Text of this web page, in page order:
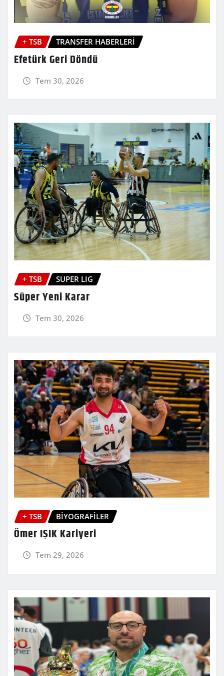
+ TSB TRANSFER HABERLERİ
Efetürk Geri Döndü
Tem 30, 2026
+ TSB SUPER LIG
Süper Yeni Karar
Tem 30, 2026
+ TSB BİYOGRAFİLER
Ömer IŞIK Kariyeri
Tem 29, 2026